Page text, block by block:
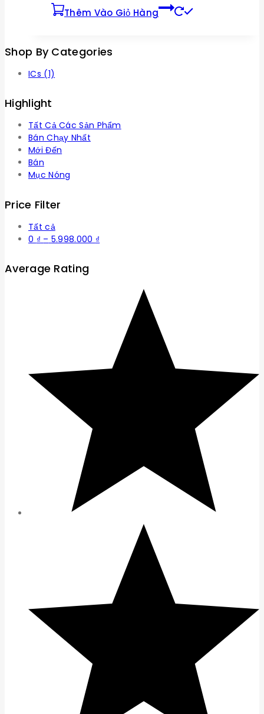
Thêm Vào Giỏ Hàng
Shop By Categories
ICs (1)
Highlight
Tất Cả Các Sản Phẩm
Bán Chạy Nhất
Mới Đến
Bán
Mục Nóng
Price Filter
Tất cả
0 ₫ – 5.998.000 ₫
5.998.000 ₫
Average Rating